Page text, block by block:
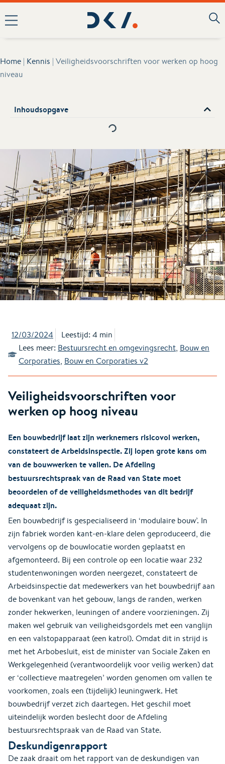
Home | Kennis | Veiligheidsvoorschriften voor werken op hoog
niveau
Inhoudsopgave
12/03/2024
Leestijd: 4 min
Lees meer: Bestuursrecht en omgevingsrecht, Bouw en
Corporaties, Bouw en Corporaties v2
Veiligheidsvoorschriften voor
werken op hoog niveau
Een bouwbedrijf laat zijn werknemers risicovol werken,
constateert de Arbeidsinspectie. Zij lopen grote kans om
van de bouwwerken te vallen. De Afdeling
bestuursrechtspraak van de Raad van State moet
beoordelen of de veiligheidsmethodes van dit bedrijf
adequaat zijn.
Een bouwbedrijf is gespecialiseerd in ‘modulaire bouw’. In
zijn fabriek worden kant-en-klare delen geproduceerd, die
vervolgens op de bouwlocatie worden geplaatst en
afgemonteerd. Bij een controle op een locatie waar 232
studentenwoningen worden neergezet, constateert de
Arbeidsinspectie dat medewerkers van het bouwbedrijf aan
de bovenkant van het gebouw, langs de randen, werken
zonder hekwerken, leuningen of andere voorzieningen. Zij
maken wel gebruik van veiligheidsgordels met een vanglijn
en een valstopapparaat (een katrol). Omdat dit in strijd is
met het Arbobesluit, eist de minister van Sociale Zaken en
Werkgelegenheid (verantwoordelijk voor veilig werken) dat
er ‘collectieve maatregelen’ worden genomen om vallen te
voorkomen, zoals een (tijdelijk) leuningwerk. Het
bouwbedrijf verzet zich daartegen. Het geschil moet
uiteindelijk worden beslecht door de Afdeling
bestuursrechtspraak van de Raad van State.
Deskundigenrapport
De zaak draait om het rapport van de deskundigen van